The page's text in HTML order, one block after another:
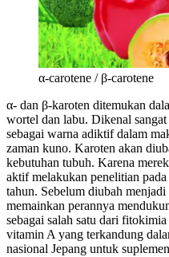
α-carotene / β-carotene
α- dan β-karoten ditemukan
wortel dan labu. Dikenal
sebagai warna adiktif dalam
zaman kuno. Karoten akan
kebutuhan tubuh. Karena
aktif melakukan penelitian
tahun. Sebelum diubah
memainkan perannya
sebagai salah satu dari
vitamin A yang terkandung
nasional Jepang untuk